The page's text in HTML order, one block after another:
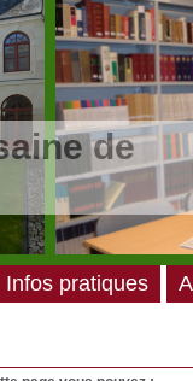
de
Infos pratiques